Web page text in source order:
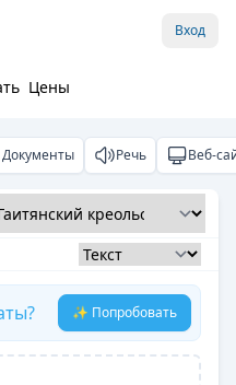
Вход
Цены
Документы Речь Веб-
✨ Попробовать